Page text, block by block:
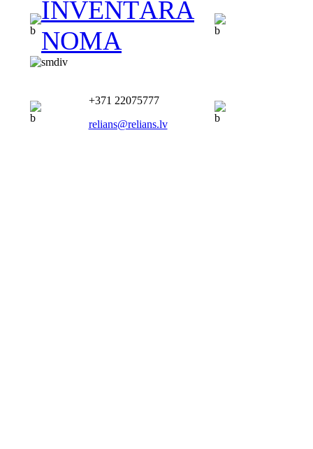
INVENTĀRA
NOMA
+371 22075777
relians@relians.lv